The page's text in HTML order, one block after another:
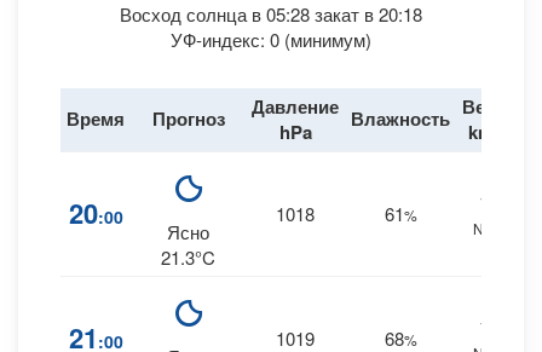
Восход солнца в 05:28 закат в 20:18
УФ-индекс: 0 (минимум)
Время Прогноз
Давление
hPa
Влажность Ветер
km/h
20:00
Ясно
21.3°C
1018 61%
15
NNE
21 :00 1019 68%
10